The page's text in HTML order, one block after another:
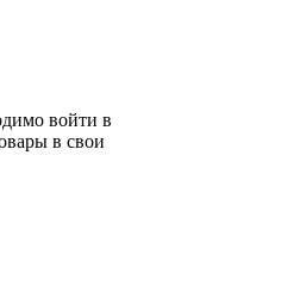
войти в
в свои